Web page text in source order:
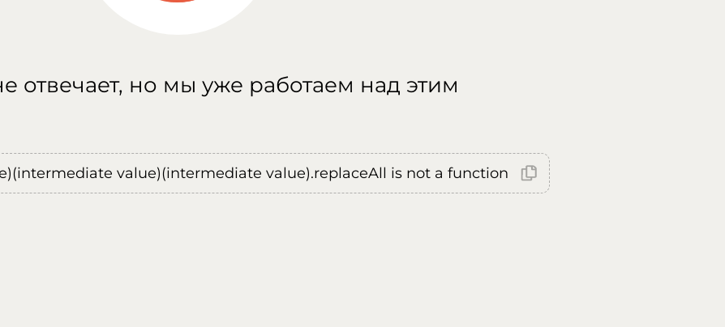
отвечает, но мы уже работаем над этим
value)(intermediate value).replaceAll is not a function